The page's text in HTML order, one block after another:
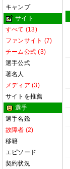
キャンプ
サイト
すべて (13)
ファンサイト (7)
チーム公式 (3)
選手公式
著名人
メディア (3)
サイトを推薦
選手
選手名鑑
故障者 (2)
移籍
エピソード
契約状況